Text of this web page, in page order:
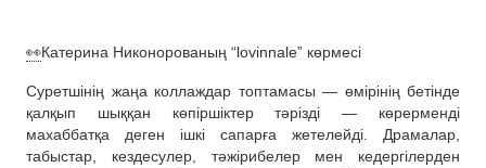
👀Катерина Никонорованың “lovinnale” көрмесі
Суретшінің жаңа коллаждар топтамасы — өмірінің бетінде
қалқып шыққан көпіршіктер тәрізді — көрерменді
махаббатқа деген ішкі сапарға жетелейді. Драмалар,
табыстар, кездесулер, тәжірибелер мен кедергілерден